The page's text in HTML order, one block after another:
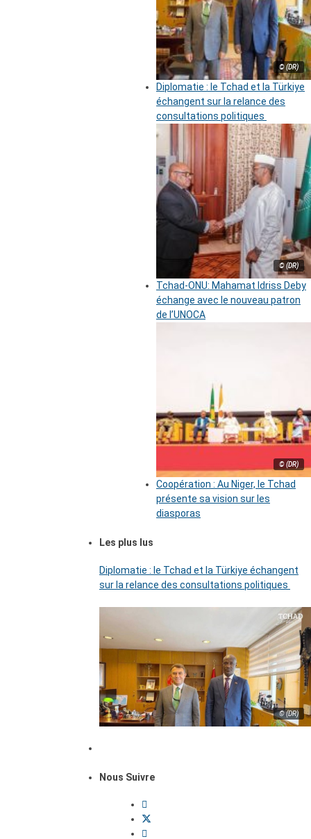
© (DR)
Diplomatie : le Tchad et la Türkiye
échangent sur la relance des
consultations politiques
© (DR)
Tchad-ONU: Mahamat Idriss Deby
échange avec le nouveau patron
de l’UNOCA
© (DR)
Coopération : Au Niger, le Tchad
présente sa vision sur les
diasporas
Les plus lus
Diplomatie : le Tchad et la Türkiye échangent
sur la relance des consultations politiques
© (DR)
Nous Suivre